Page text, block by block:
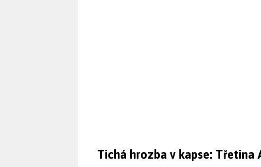
Tichá hrozba v kapse: